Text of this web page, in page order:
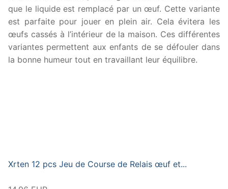
que le liquide est remplacé par un œuf. Cette variante
est parfaite pour jouer en plein air. Cela évitera les
œufs cassés à l’intérieur de la maison. Ces différentes
variantes permettent aux enfants de se défouler dans
la bonne humeur tout en travaillant leur équilibre.
Xrten 12 pcs Jeu de Course de Relais œuf et...